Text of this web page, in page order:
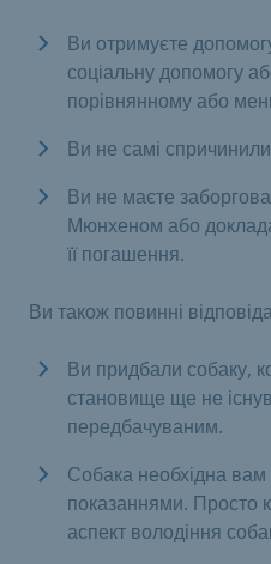
Ви отримуєте
соціальну допомогу
порівнянному або
Ви не самі
Ви не маєте
Мюнхеном або
її погашення.
Ви також повинні
Ви придбали собаку,
становище ще не
передбачуваним.
Собака необхідна
показаннями. Просто
аспект володіння